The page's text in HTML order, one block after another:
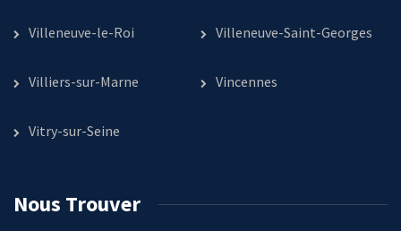
Villeneuve-le-Roi Villeneuve-Saint-Georges
Villiers-sur-Marne Vincennes
Vitry-sur-Seine
Nous Trouver